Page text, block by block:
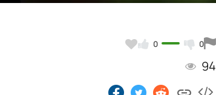
0 0
94